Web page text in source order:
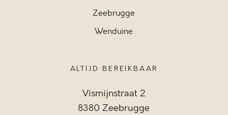
Zeebrugge
Wenduine
ALTIJD BEREIKBAAR
Vismijnstraat 2
8380 Zeebrugge